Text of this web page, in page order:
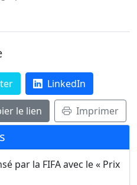
LinkedIn
le lien Imprimer
par la FIFA avec le « Prix